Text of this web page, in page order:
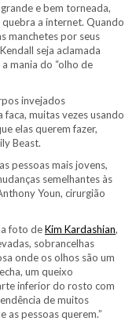
e bem torneada,
a internet. Quando
manchetes por seus
seja aclamada
mania do “olho de
invejados
muitas vezes usando
elas querem fazer,
Beast.
pessoas mais jovens,
semelhantes às
Youn, cirurgião
foto deKim Kardashian,
sobrancelhas
onde os olhos são um
um queixo
inferior do rosto com
de muitos
as pessoas querem.”